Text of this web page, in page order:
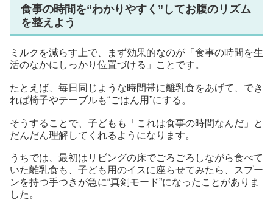
食事の時間を“わかりやすく”してお腹のリズム
を整えよう
ミルクを減らす上で、まず効果的なのが「食事の時間を生
活のなかにしっかり位置づける」ことです。
たとえば、毎日同じような時間帯に離乳食をあげて、でき
れば椅子やテーブルも“ごはん用”にする。
そうすることで、子どもも「これは食事の時間なんだ」と
だんだん理解してくれるようになります。
うちでは、最初はリビングの床でごろごろしながら食べて
いた離乳食も、子ども用のイスに座らせてみたら、スプー
ンを持つ手つきが急に“真剣モード”になったことがありま
した。